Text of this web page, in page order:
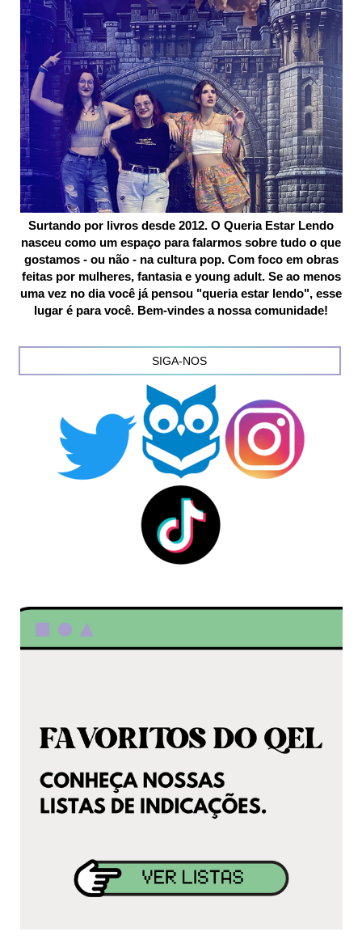
Surtando por livros desde 2012. O Queria Estar Lendo
nasceu como um espaço para falarmos sobre tudo o que
gostamos - ou não - na cultura pop. Com foco em obras
feitas por mulheres, fantasia e young adult. Se ao menos
uma vez no dia você já pensou "queria estar lendo", esse
lugar é para você. Bem-vindes a nossa comunidade!
SIGA-NOS